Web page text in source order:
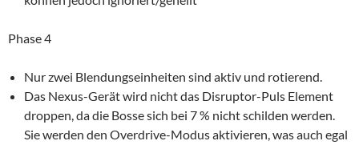
Phase 4
Nur zwei Blendungseinheiten sind aktiv und rotierend.
Das Nexus-Gerät wird nicht das Disruptor-Puls Element
droppen, da die Bosse sich bei 7 % nicht schilden werden.
Sie werden den Overdrive-Modus aktivieren, was auch egal